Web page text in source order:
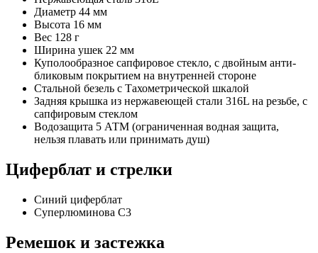
Диаметр 44 мм
Высота 16 мм
Вес 128 г
Ширина ушек 22 мм
Куполообразное сапфировое стекло, с двойным анти-
бликовым покрытием на внутренней стороне
Стальной безель с Тахометрической шкалой
Задняя крышка из нержавеющей стали 316L на резьбе, с
сапфировым стеклом
Водозащита 5 АТМ (ограниченная водная защита,
нельзя плавать или принимать душ)
Циферблат и стрелки
Синий циферблат
Суперлюминова C3
Ремешок и застежка